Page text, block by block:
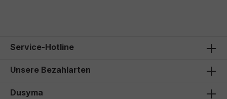
Service-Hotline
Unsere Bezahlarten
Dusyma